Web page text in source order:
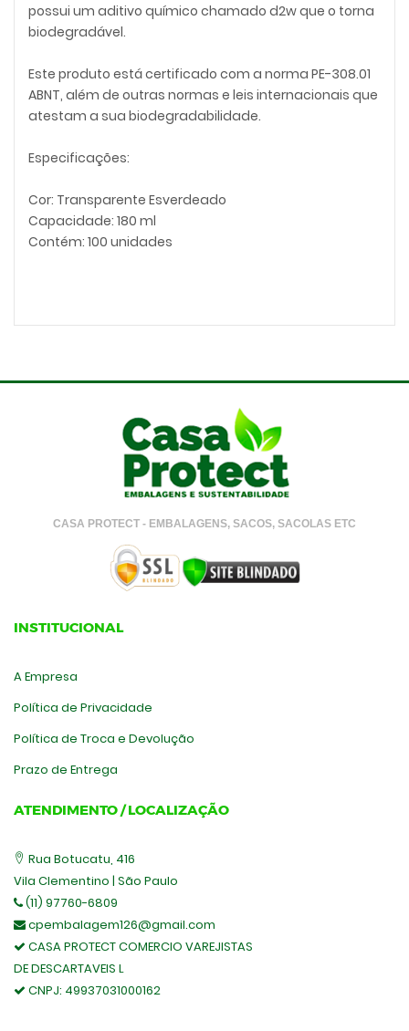
possui um aditivo químico chamado d2w que o torna
biodegradável.
Este produto está certificado com a norma PE-308.01
ABNT, além de outras normas e leis internacionais que
atestam a sua biodegradabilidade.
Especificações:
Cor: Transparente Esverdeado
Capacidade: 180 ml
Contém: 100 unidades
CASA PROTECT - EMBALAGENS, SACOS, SACOLAS ETC
INSTITUCIONAL
A Empresa
Política de Privacidade
Política de Troca e Devolução
Prazo de Entrega
ATENDIMENTO / LOCALIZAÇÃO
Rua Botucatu, 416
Vila Clementino | São Paulo
(11) 97760-6809
cpembalagem126@gmail.com
CASA PROTECT COMERCIO VAREJISTAS
DE DESCARTAVEIS L
CNPJ: 49937031000162